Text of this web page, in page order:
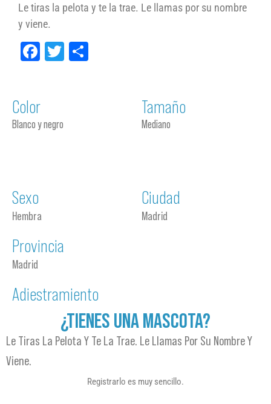
Le tiras la pelota y te la trae. Le llamas por su nombre
y viene.
Facebook
Twitter
Color
Blanco y negro
Tamaño
Mediano
Sexo
Hembra
Ciudad
Madrid
Provincia
Madrid
Adiestramiento
¿TIENES UNA MASCOTA?
Le Tiras La Pelota Y Te La Trae. Le Llamas Por Su Nombre Y
Viene.
Registrarlo es muy sencillo.